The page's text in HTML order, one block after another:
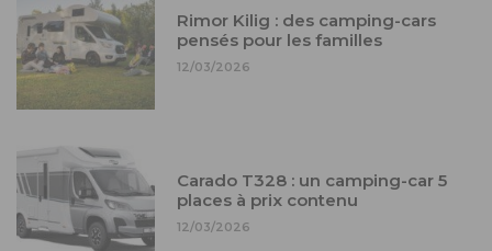
Rimor Kilig : des camping-cars
pensés pour les familles
12/03/2026
Carado T328 : un camping-car 5
places à prix contenu
12/03/2026